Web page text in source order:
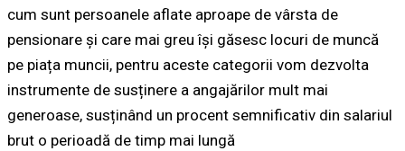
cum sunt persoanele aflate aproape de vârsta de
pensionare și care mai greu își găsesc locuri de muncă
pe piața muncii, pentru aceste categorii vom dezvolta
instrumente de susținere a angajărilor mult mai
generoase, susținând un procent semnificativ din salariul
brut o perioadă de timp mai lungă